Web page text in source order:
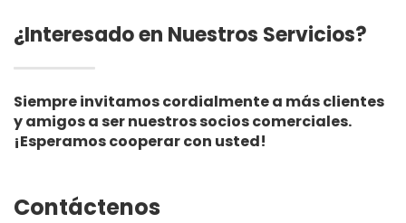
¿Interesado en Nuestros Servicios?
Siempre invitamos cordialmente a más clientes
y amigos a ser nuestros socios comerciales.
¡Esperamos cooperar con usted!
Contáctenos